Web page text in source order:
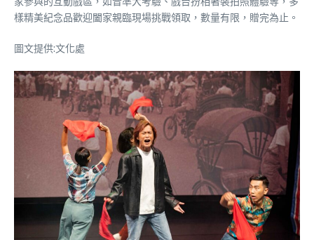
樣精美紀念品歡迎闔家親臨現場挑戰領取，數量有限，贈完為止。
圖文提供:文化處